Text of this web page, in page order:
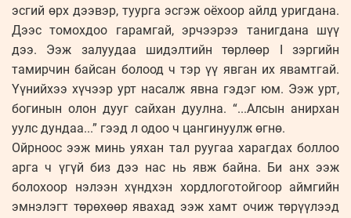
эсгий өрх дээвэр, туурга эсгэж оёхоор айлд уригдана.
Дээс томохдоо гарамгай, эрчээрээ танигдана шүү
дээ. Ээж залуудаа шидэлтийн төрлөөр I зэргийн
тамирчин байсан болоод ч тэр үү явган их явамтгай.
Үүнийхээ хүчээр урт насалж явна гэдэг юм. Ээж урт,
богинын олон дууг сайхан дуулна. “...Алсын анирхан
уулс дундаа...” гээд л одоо ч цангинуулж өгнө.
Ойрноос ээж минь уяхан тал руугаа харагдах боллоо
арга ч үгүй биз дээ нас нь явж байна. Би анх ээж
болохоор нэлээн хүндхэн хордлоготойгоор аймгийн
эмнэлэгт төрөхөөр явахад ээж хамт очиж төрүүлээд